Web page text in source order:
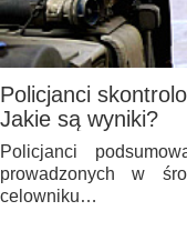
Policjanci
Jakie są wyniki?
Policjanci
prowadzonych w
celowniku…